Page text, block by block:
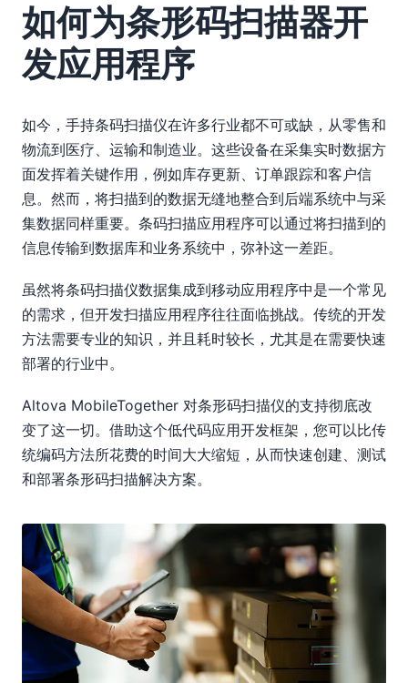
如何为条形码扫描器开
发应用程序
如今，手持条码扫描仪在许多行业都不可或缺，从零售和
物流到医疗、运输和制造业。这些设备在采集实时数据方
面发挥着关键作用，例如库存更新、订单跟踪和客户信
息。然而，将扫描到的数据无缝地整合到后端系统中与采
集数据同样重要。条码扫描应用程序可以通过将扫描到的
信息传输到数据库和业务系统中，弥补这一差距。
虽然将条码扫描仪数据集成到移动应用程序中是一个常见
的需求，但开发扫描应用程序往往面临挑战。传统的开发
方法需要专业的知识，并且耗时较长，尤其是在需要快速
部署的行业中。
Altova MobileTogether 对条形码扫描仪的支持彻底改
变了这一切。借助这个低代码应用开发框架，您可以比传
统编码方法所花费的时间大大缩短，从而快速创建、测试
和部署条形码扫描解决方案。